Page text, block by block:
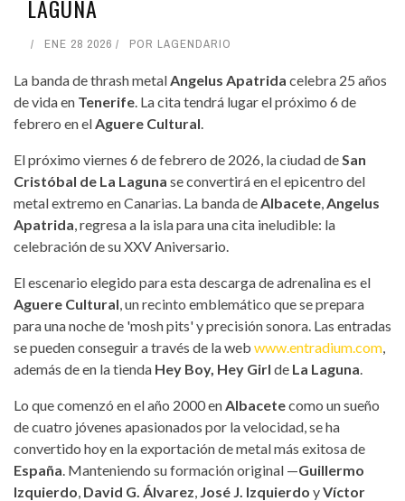
LAGUNA
ENE 28 2026 POR LAGENDARIO
La banda de thrash metalAngelus Apatrida celebra 25 años
de vida en Tenerife. La cita tendrá lugar el próximo 6 de
febrero en elAguere Cultural.
El próximo viernes 6 de febrero de 2026, la ciudad deSan
Cristóbal de La Laguna se convertirá en el epicentro del
metal extremo en Canarias. La banda deAlbacete,Angelus
Apatrida, regresa a la isla para una cita ineludible: la
celebración de su XXV Aniversario.
El escenario elegido para esta descarga de adrenalina es el
Aguere Cultural, un recinto emblemático que se prepara
para una noche de 'mosh pits' y precisión sonora. Las entradas
se pueden conseguir a través de la web www.entradium.com,
además de en la tienda Hey Boy, Hey Girl de La Laguna.
Lo que comenzó en el año 2000 enAlbacetecomo un sueño
de cuatro jóvenes apasionados por la velocidad, se ha
convertido hoy en la exportación de metal más exitosa de
España. Manteniendo su formación original —Guillermo
Izquierdo, David G. Álvarez, José J. Izquierdo yVíctor